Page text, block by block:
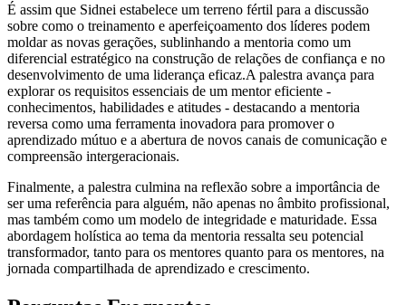
É assim que Sidnei estabelece um terreno fértil para a discussão
sobre como o treinamento e aperfeiçoamento dos líderes podem
moldar as novas gerações, sublinhando a mentoria como um
diferencial estratégico na construção de relações de confiança e no
desenvolvimento de uma liderança eficaz.A palestra avança para
explorar os requisitos essenciais de um mentor eficiente -
conhecimentos, habilidades e atitudes - destacando a mentoria
reversa como uma ferramenta inovadora para promover o
aprendizado mútuo e a abertura de novos canais de comunicação e
compreensão intergeracionais.
Finalmente, a palestra culmina na reflexão sobre a importância de
ser uma referência para alguém, não apenas no âmbito profissional,
mas também como um modelo de integridade e maturidade. Essa
abordagem holística ao tema da mentoria ressalta seu potencial
transformador, tanto para os mentores quanto para os mentores, na
jornada compartilhada de aprendizado e crescimento.